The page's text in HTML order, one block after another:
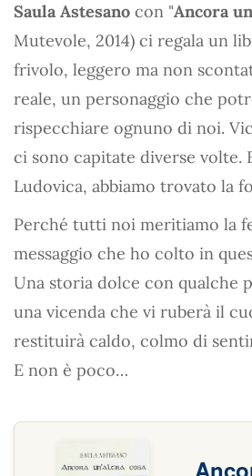
Saula Astesano con "Ancora
Mutevole, 2014) ci regala un
frivolo, leggero ma non
reale, un personaggio che
rispecchiare ognuno di noi.
ci sono capitate diverse volte.
Ludovica, abbiamo trovato la
Perché tutti noi meritiamo la
messaggio che ho colto in
Una storia dolce con qualche
una vicenda che vi ruberà il
restituirà caldo, colmo di
E non è poco…